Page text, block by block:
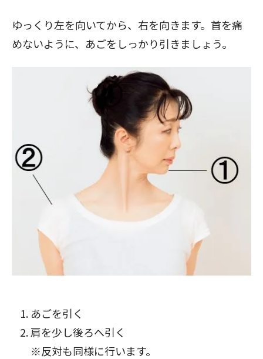
ゆっくり左を向いてから、右を向きます。首を痛
めないように、あごをしっかり引きましょう。
あごを引く
肩を少し後ろへ引く
※反対も同様に行います。